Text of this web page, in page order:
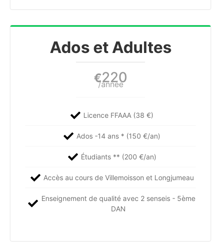
Ados et Adultes
€220
/année
Licence FFAAA (38 €)
Ados -14 ans * (150 €/an)
Étudiants ** (200 €/an)
Accès au cours de Villemoisson et Longjumeau
Enseignement de qualité avec 2 senseis - 5ème
DAN